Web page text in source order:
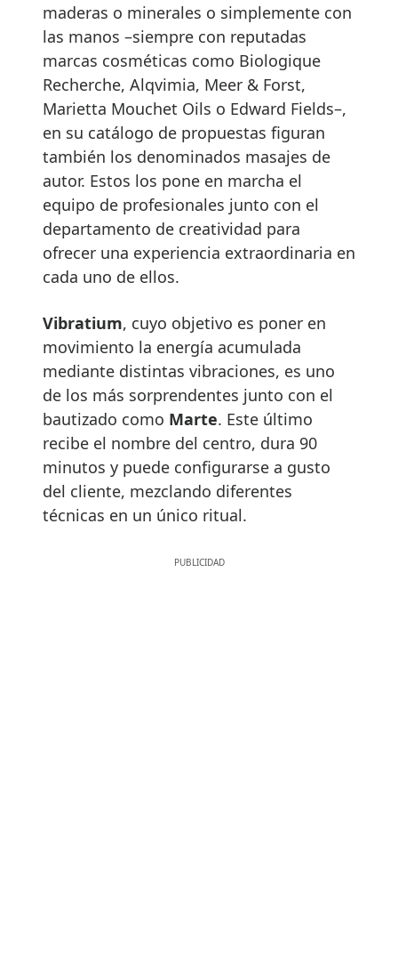
maderas o minerales o simplemente con
las manos –siempre con reputadas
marcas cosméticas como Biologique
Recherche, Alqvimia, Meer & Forst,
Marietta Mouchet Oils o Edward Fields–,
en su catálogo de propuestas figuran
también los denominados masajes de
autor. Estos los pone en marcha el
equipo de profesionales junto con el
departamento de creatividad para
ofrecer una experiencia extraordinaria en
cada uno de ellos.
Vibratium, cuyo objetivo es poner en
movimiento la energía acumulada
mediante distintas vibraciones, es uno
de los más sorprendentes junto con el
bautizado como Marte. Este último
recibe el nombre del centro, dura 90
minutos y puede configurarse a gusto
del cliente, mezclando diferentes
técnicas en un único ritual.